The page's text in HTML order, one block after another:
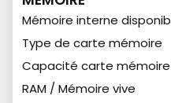
Mémoire interne
Type de carte mémoire
Capacité carte
RAM / Mémoire vive